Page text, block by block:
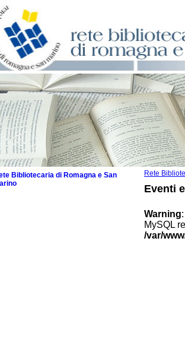
Rete
Eventi
Warning
MySQL
/var/
Bibliotecaria di Romagna e San